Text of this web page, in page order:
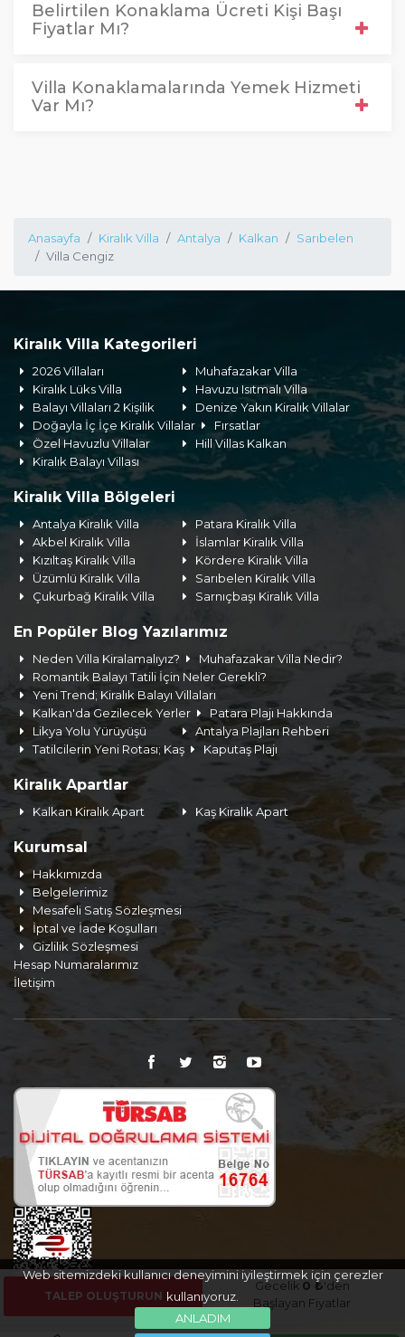
Belirtilen Konaklama Ücreti Kişi Başı
Fiyatlar Mı?
Villa Konaklamalarında Yemek Hizmeti
Var Mı?
Anasayfa Kiralık Villa Antalya Kalkan
Sarıbelen
Villa Cengiz
Kiralık Villa Kategorileri
2026 Villaları
Muhafazakar Villa
Kiralık Lüks Villa
Havuzu Isıtmalı Villa
Balayı Villaları 2 Kişilik
Denize Yakın Kiralık Villalar
Doğayla İç İçe Kiralık Villalar
Fırsatlar
Özel Havuzlu Villalar
Hill Villas Kalkan
Kiralık Balayı Villası
Kiralık Villa Bölgeleri
Antalya Kiralık Villa
Patara Kiralık Villa
Akbel Kiralık Villa
İslamlar Kiralık Villa
Kızıltaş Kiralık Villa
Kördere Kiralık Villa
Üzümlü Kiralık Villa
Sarıbelen Kiralık Villa
Çukurbağ Kiralık Villa
Sarnıçbaşı Kiralık Villa
En Popüler Blog Yazılarımız
Neden Villa Kiralamalıyız?
Muhafazakar Villa Nedir?
Romantik Balayı Tatili İçin Neler Gerekli?
Yeni Trend; Kiralık Balayı Villaları
Kalkan'da Gezilecek Yerler
Patara Plajı Hakkında
Likya Yolu Yürüyüşü
Antalya Plajları Rehberi
Tatilcilerin Yeni Rotası; Kaş
Kaputaş Plajı
Kiralık Apartlar
Kalkan Kiralık Apart Kaş Kiralık Apart
Kurumsal
Hakkımızda
Belgelerimiz
Mesafeli Satış Sözleşmesi
İptal ve İade Koşulları
Gizlilik Sözleşmesi
Hesap Numaralarımız
İletişim
Web sitemizdeki kullanıcı deneyimini iyileştirmek için çerezler
kullanıyoruz.
ANLADIM
TALEP OLUŞTURUN
Gecelik 0 ₺'den
Başlayan Fiyatlar